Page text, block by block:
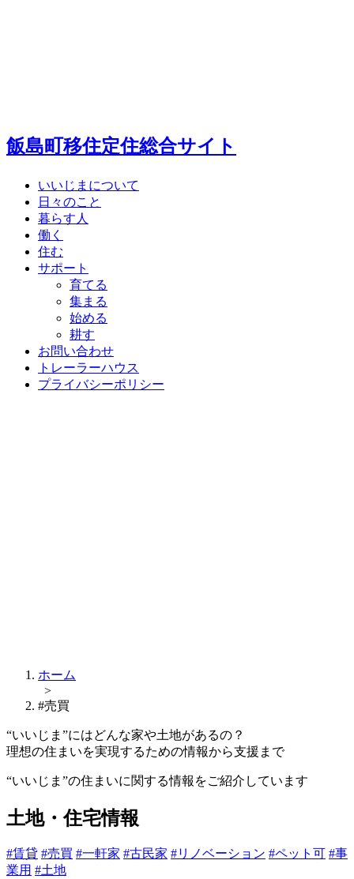
飯島町移住定住総合サイト
いいじまについて
日々のこと
暮らす人
働く
住む
サポート
育てる
集まる
始める
耕す
お問い合わせ
トレーラーハウス
プライバシーポリシー
ホーム
>
#売買
“いいじま”にはどんな家や土地があるの？
理想の住まいを実現するための情報から支援まで
“いいじま”の住まいに関する情報をご紹介しています
土地・住宅情報
#賃貸 #売買 #一軒家 #古民家 #リノベーション #ペット可 #事
業用 #土地